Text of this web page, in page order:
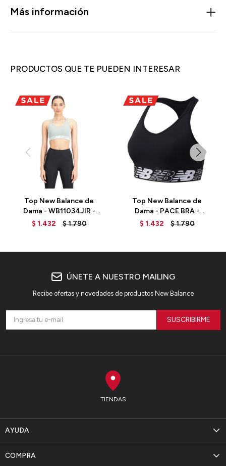
Más información
PRODUCTOS QUE TE PUEDEN INTERESAR
Top New Balance de
Dama - WB11034JIR -
GREEN
$ 1.432 $1.790
Top New Balance de
Dama - PACE BRA -
WB11034BK - BLACK
$ 1.432 $1.790
TIENDAS
AYUDA
COMPRA
ÚNETE A NUESTRO MAILING
Recibe ofertas y novedades de productos New Balance
SUSCRIBIRME